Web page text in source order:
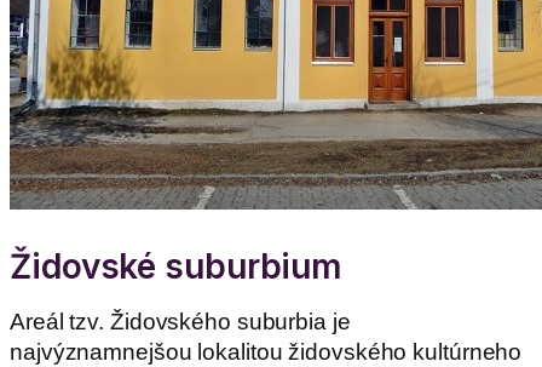
Židovské suburbium
Areál tzv. Židovského suburbia je
najvýznamnejšou lokalitou židovského kultúrneho